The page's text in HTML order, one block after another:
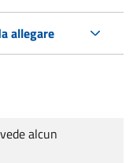
allegare
alcun